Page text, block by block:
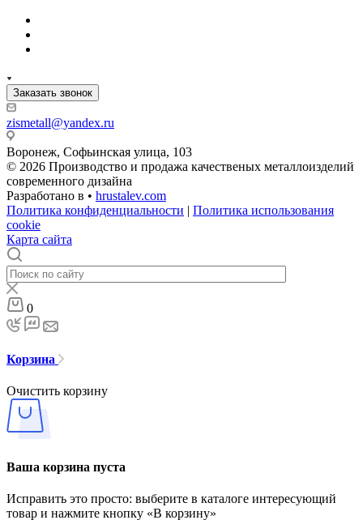
Заказать звонок
zismetall@yandex.ru
Воронеж, Софьинская улица, 103
© 2026 Производство и продажа качественых металлоизделий
современного дизайна
Разработано в • hrustalev.com
Политика конфиденциальности | Политика использования
cookie
Карта сайта
0
Корзина
Очистить корзину
Ваша корзина пуста
Исправить это просто: выберите в каталоге интересующий
товар и нажмите кнопку «В корзину»